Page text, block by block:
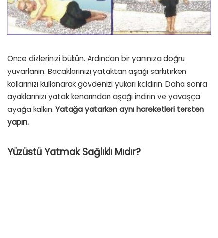
Önce dizlerinizi bükün. Ardından bir yanınıza doğru
yuvarlanın. Bacaklarınızı yataktan aşağı sarkıtırken
kollarınızı kullanarak gövdenizi yukarı kaldırın. Daha sonra
ayaklarınızı yatak kenarından aşağı indirin ve yavaşça
ayağa kalkın. Yatağa yatarken aynı hareketleri tersten
yapın.
Yüzüstü Yatmak Sağlıklı Mıdır?